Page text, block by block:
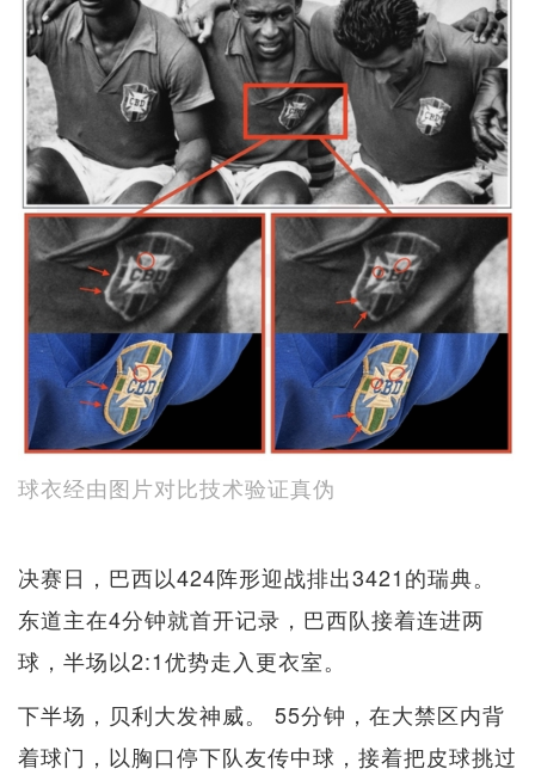
球衣经由图片对比技术验证真伪
决赛日，巴西以424阵形迎战排出3421的瑞典。
东道主在4分钟就首开记录，巴西队接着连进两
球，半场以2:1优势走入更衣室。
下半场，贝利大发神威。 55分钟，在大禁区内背
着球门，以胸口停下队友传中球，接着把皮球挑过